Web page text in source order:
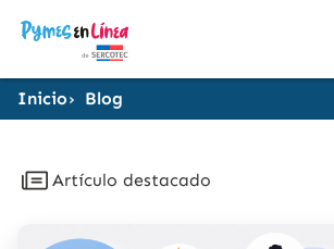
Inicio Blog
Artículo destacado